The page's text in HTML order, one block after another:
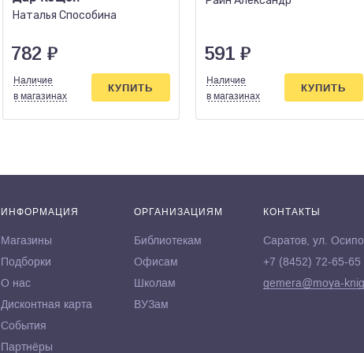
Наталья Способина
782 ₽
Наличие
в магазинах
КУПИТЬ
591 ₽
Наличие
в магазинах
КУПИТЬ
ИНФОРМАЦИЯ
Магазины
Подборки
О нас
Дисконтная карта
События
Партнёры
ОРГАНИЗАЦИЯМ
Библиотекам
Офисам
Школам
ВУЗам
КОНТАКТЫ
Саратов, ул.
+7 (8452) 72-65-65
gemera@moya-